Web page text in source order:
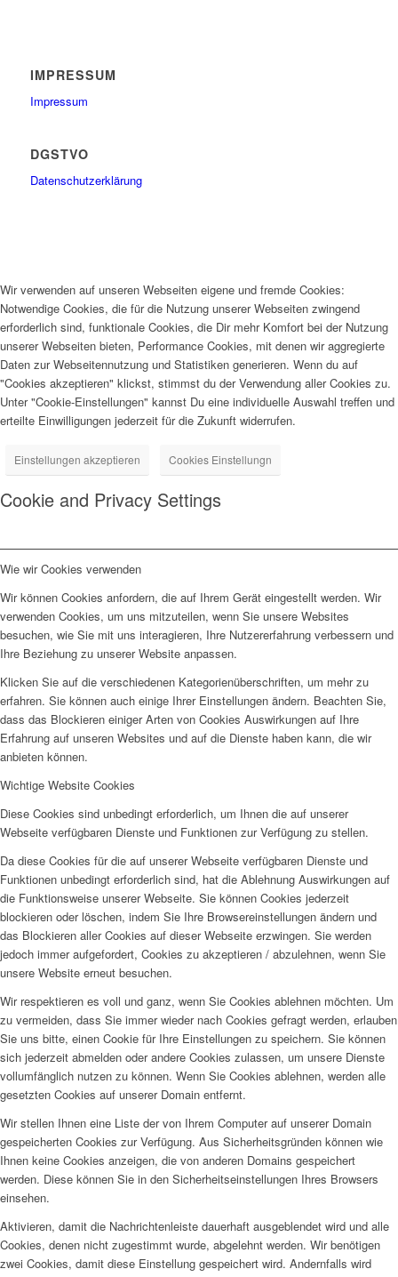
IMPRESSUM
Impressum
DGSTVO
Datenschutzerklärung
Wir verwenden auf unseren Webseiten eigene und fremde Cookies:
Notwendige Cookies, die für die Nutzung unserer Webseiten zwingend
erforderlich sind, funktionale Cookies, die Dir mehr Komfort bei der Nutzung
unserer Webseiten bieten, Performance Cookies, mit denen wir aggregierte
Daten zur Webseitennutzung und Statistiken generieren. Wenn du auf
"Cookies akzeptieren" klickst, stimmst du der Verwendung aller Cookies zu.
Unter "Cookie-Einstellungen" kannst Du eine individuelle Auswahl treffen und
erteilte Einwilligungen jederzeit für die Zukunft widerrufen.
Einstellungen akzeptieren Cookies Einstellungn
Cookie and Privacy Settings
Wie wir Cookies verwenden
Wir können Cookies anfordern, die auf Ihrem Gerät eingestellt werden. Wir
verwenden Cookies, um uns mitzuteilen, wenn Sie unsere Websites
besuchen, wie Sie mit uns interagieren, Ihre Nutzererfahrung verbessern und
Ihre Beziehung zu unserer Website anpassen.
Klicken Sie auf die verschiedenen Kategorienüberschriften, um mehr zu
erfahren. Sie können auch einige Ihrer Einstellungen ändern. Beachten Sie,
dass das Blockieren einiger Arten von Cookies Auswirkungen auf Ihre
Erfahrung auf unseren Websites und auf die Dienste haben kann, die wir
anbieten können.
Wichtige Website Cookies
Diese Cookies sind unbedingt erforderlich, um Ihnen die auf unserer
Webseite verfügbaren Dienste und Funktionen zur Verfügung zu stellen.
Da diese Cookies für die auf unserer Webseite verfügbaren Dienste und
Funktionen unbedingt erforderlich sind, hat die Ablehnung Auswirkungen auf
die Funktionsweise unserer Webseite. Sie können Cookies jederzeit
blockieren oder löschen, indem Sie Ihre Browsereinstellungen ändern und
das Blockieren aller Cookies auf dieser Webseite erzwingen. Sie werden
jedoch immer aufgefordert, Cookies zu akzeptieren / abzulehnen, wenn Sie
unsere Website erneut besuchen.
Wir respektieren es voll und ganz, wenn Sie Cookies ablehnen möchten. Um
zu vermeiden, dass Sie immer wieder nach Cookies gefragt werden, erlauben
Sie uns bitte, einen Cookie für Ihre Einstellungen zu speichern. Sie können
sich jederzeit abmelden oder andere Cookies zulassen, um unsere Dienste
vollumfänglich nutzen zu können. Wenn Sie Cookies ablehnen, werden alle
gesetzten Cookies auf unserer Domain entfernt.
Wir stellen Ihnen eine Liste der von Ihrem Computer auf unserer Domain
gespeicherten Cookies zur Verfügung. Aus Sicherheitsgründen können wie
Ihnen keine Cookies anzeigen, die von anderen Domains gespeichert
werden. Diese können Sie in den Sicherheitseinstellungen Ihres Browsers
einsehen.
Aktivieren, damit die Nachrichtenleiste dauerhaft ausgeblendet wird und alle
Cookies, denen nicht zugestimmt wurde, abgelehnt werden. Wir benötigen
zwei Cookies, damit diese Einstellung gespeichert wird. Andernfalls wird